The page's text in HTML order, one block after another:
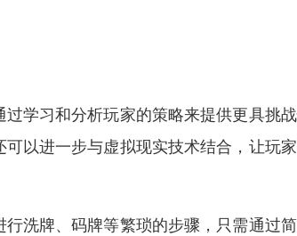
学习和分析玩家的策略来提供更具挑
以进一步与虚拟现实技术结合，让玩
洗牌、码牌等繁琐的步骤，只需通过